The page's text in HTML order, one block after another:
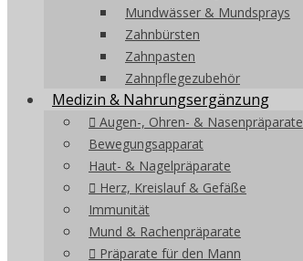
Mundwässer & Mundsprays
Zahnbürsten
Zahnpasten
Zahnpflegezubehör
Medizin & Nahrungsergänzung
Augen-, Ohren- & Nasenpräparate
Bewegungsapparat
Haut- & Nagelpräparate
Herz, Kreislauf & Gefäße
Immunität
Mund & Rachenpräparate
Präparate für den Mann